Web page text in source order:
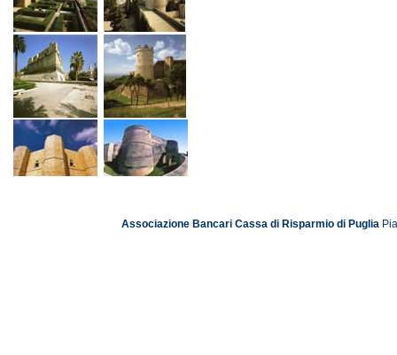
Associazione Bancari Cassa di Risparmio di Puglia